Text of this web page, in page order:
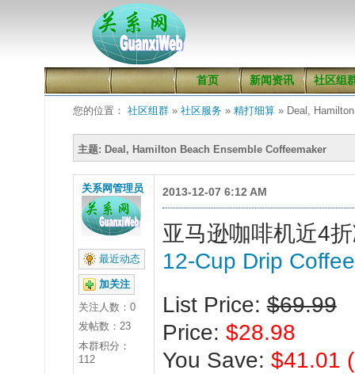
首页 新闻资讯 社区组
您的位置： 社区组群» 社区服务» 精打细算» Deal,
主题: Deal, Hamilton Beach Ensemble Coffeemaker
关系网管理员
最近动态
加关注
关注人数： 0
发帖数：23
本群积分：
112
2013-12-07 6:12 AM
亚马逊咖啡机近4
12-Cup Drip
List Price:$69.99
Price: $28.98
You Save: $41.01